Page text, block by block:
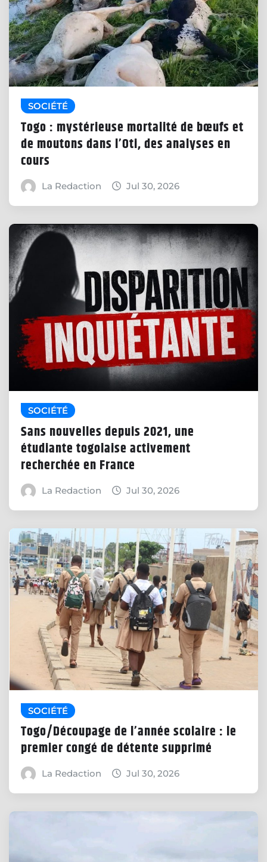
SOCIÉTÉ
Togo : mystérieuse mortalité de bœufs et
de moutons dans l’Oti, des analyses en
cours
La Redaction Jul 30, 2026
SOCIÉTÉ
Sans nouvelles depuis 2021, une
étudiante togolaise activement
recherchée en France
La Redaction Jul 30, 2026
SOCIÉTÉ
Togo/Découpage de l’année scolaire : le
premier congé de détente supprimé
La Redaction Jul 30, 2026